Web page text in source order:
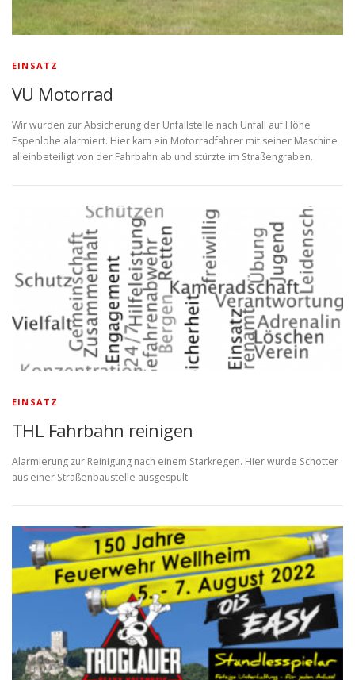
EINSATZ
VU Motorrad
Wir wurden zur Absicherung der Unfallstelle nach Unfall auf Höhe
Espenlohe alarmiert. Hier kam ein Motorradfahrer mit seiner Maschine
alleinbeteiligt von der Fahrbahn ab und stürzte im Straßengraben.
EINSATZ
THL Fahrbahn reinigen
Alarmierung zur Reinigung nach einem Starkregen. Hier wurde Schotter
aus einer Straßenbaustelle ausgespült.